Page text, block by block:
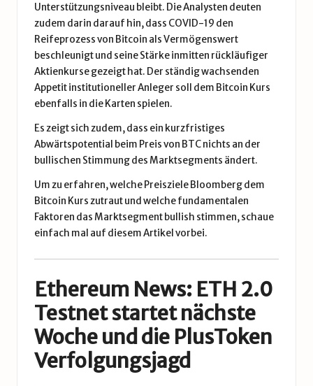
Unterstützungsniveau bleibt. Die Analysten deuten
zudem darin darauf hin, dass COVID-19 den
Reifeprozess von Bitcoin als Vermögenswert
beschleunigt und seine Stärke inmitten rückläufiger
Aktienkurse gezeigt hat. Der ständig wachsenden
Appetit institutioneller Anleger soll dem Bitcoin Kurs
ebenfalls in die Karten spielen.
Es zeigt sich zudem, dass ein kurzfristiges
Abwärtspotential beim Preis von BTC nichts an der
bullischen Stimmung des Marktsegments ändert.
Um zu erfahren, welche Preisziele Bloomberg dem
Bitcoin Kurs zutraut und welche fundamentalen
Faktoren das Marktsegment bullish stimmen, schaue
einfach mal auf diesem Artikel vorbei.
Ethereum News: ETH 2.0
Testnet startet nächste
Woche und die PlusToken
Verfolgungsjagd